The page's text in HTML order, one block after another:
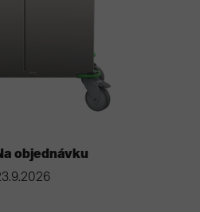
objednávku